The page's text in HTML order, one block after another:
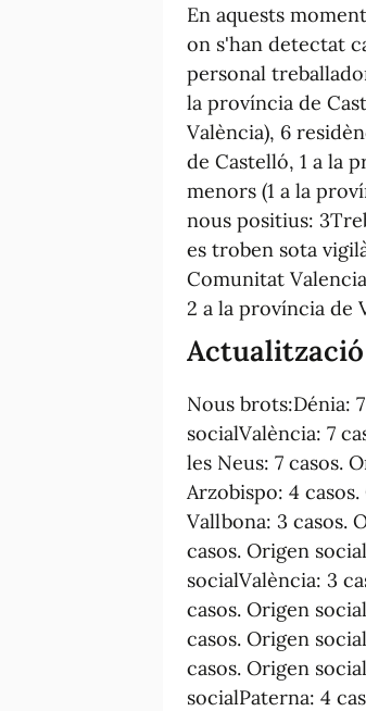
En aquests
on s'han detectat
personal
la província de
València), 6
de Castelló, 1 a la
menors (1 a la
nous positius:
es troben sota
Comunitat
2 a la província de
Nous brots:Dénia:
socialValència: 7
les Neus: 7 casos.
Arzobispo: 4
Vallbona: 3 casos.
casos. Origen
socialValència: 3
casos. Origen
casos. Origen
casos. Origen
socialPaterna: 4